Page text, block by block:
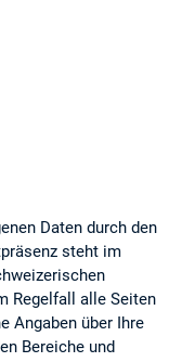
Daten durch den
steht im
Regelfall alle Seiten
Angaben über Ihre
Bereiche und